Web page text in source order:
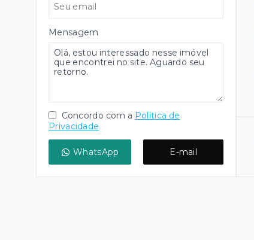
Mensagem
Concordo com a Política de
Privacidade
WhatsApp E-mail